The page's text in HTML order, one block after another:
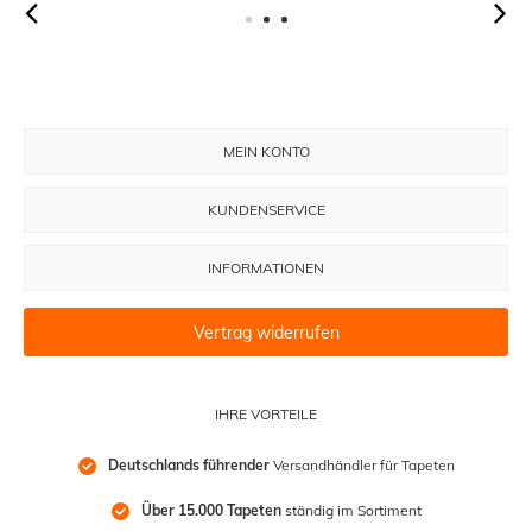
IHRE VORTEILE
Deutschlands führender Versandhändler für Tapeten
Über 15.000 Tapeten ständig im Sortiment
MEIN KONTO
KUNDENSERVICE
INFORMATIONEN
Vertrag widerrufen